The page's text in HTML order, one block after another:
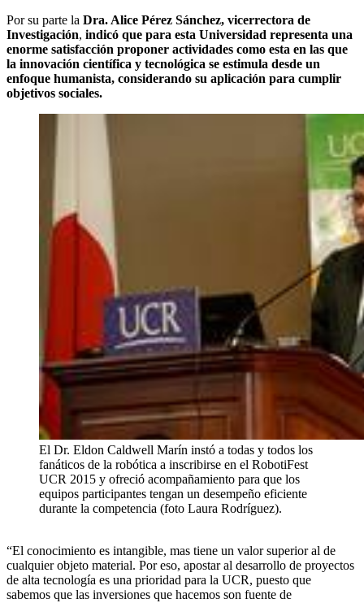
Por su parte la Dra. Alice Pérez Sánchez, vicerrectora de
Investigación, indicó que para esta Universidad representa una
enorme satisfacción proponer actividades como esta en las que
la innovación científica y tecnológica se estimula desde un
enfoque humanista, considerando su aplicación para cumplir
objetivos sociales.
El Dr. Eldon Caldwell Marín instó a todas y todos los
fanáticos de la robótica a inscribirse en el RobotiFest
UCR 2015 y ofreció acompañamiento para que los
equipos participantes tengan un desempeño eficiente
durante la competencia (foto Laura Rodríguez).
“El conocimiento es intangible, mas tiene un valor superior al de
cualquier objeto material. Por eso, apostar al desarrollo de proyectos
de alta tecnología es una prioridad para la UCR, puesto que
sabemos que las inversiones que hacemos son fuente de